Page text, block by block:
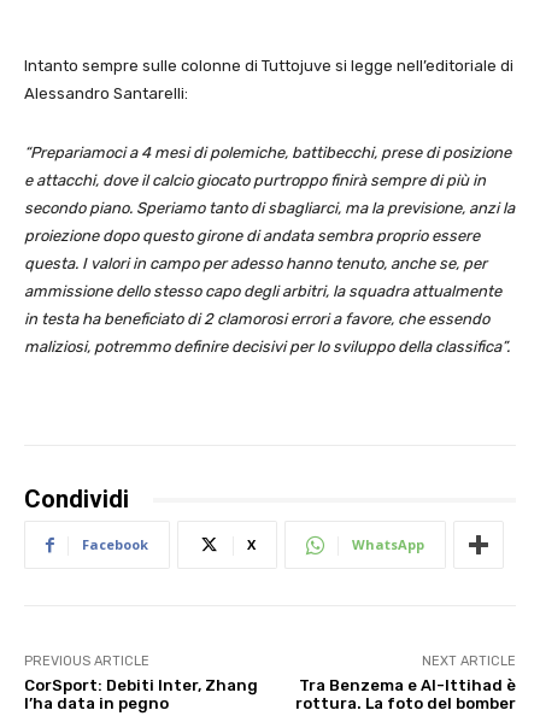
Intanto sempre sulle colonne di Tuttojuve si legge nell’editoriale di
Alessandro Santarelli:
“Prepariamoci a 4 mesi di polemiche, battibecchi, prese di posizione
e attacchi, dove il calcio giocato purtroppo finirà sempre di più in
secondo piano. Speriamo tanto di sbagliarci, ma la previsione, anzi la
proiezione dopo questo girone di andata sembra proprio essere
questa. I valori in campo per adesso hanno tenuto, anche se, per
ammissione dello stesso capo degli arbitri, la squadra attualmente
in testa ha beneficiato di 2 clamorosi errori a favore, che essendo
maliziosi, potremmo definire decisivi per lo sviluppo della classifica”.
Condividi
Facebook X WhatsApp
PREVIOUS ARTICLE
CorSport: Debiti Inter, Zhang
l’ha data in pegno
NEXT ARTICLE
Tra Benzema e Al-Ittihad è
rottura. La foto del bomber